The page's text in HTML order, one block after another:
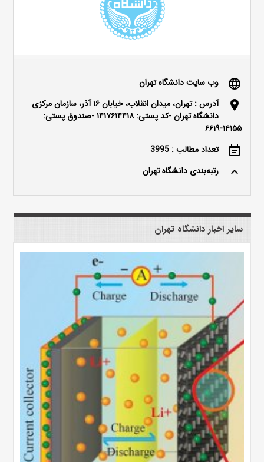
language وب سایت دانشگاه تهران
location_on
آدرس : تهران، میدان انقلاب، خیابان ۱۶ آذر، سازمان مرکزی
دانشگاه تهران -کد پستی: ۱۴۱۷۶۱۴۴۱۸ -صندوق پستی:
۱۴۱۵۵-۶۶۱۹
event_note تعداد مطالب : 3995
keyboard_arrow_up رتبه‌بندی دانشگاه تهران
سایر اخبار دانشگاه تهران